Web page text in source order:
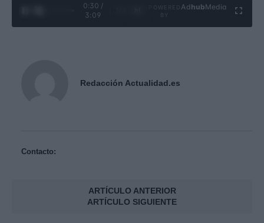
0:31 /
3:09
Ad hubMedia
Redacción Actualidad.es
Contacto:
ARTÍCULO ANTERIOR
ARTÍCULO SIGUIENTE